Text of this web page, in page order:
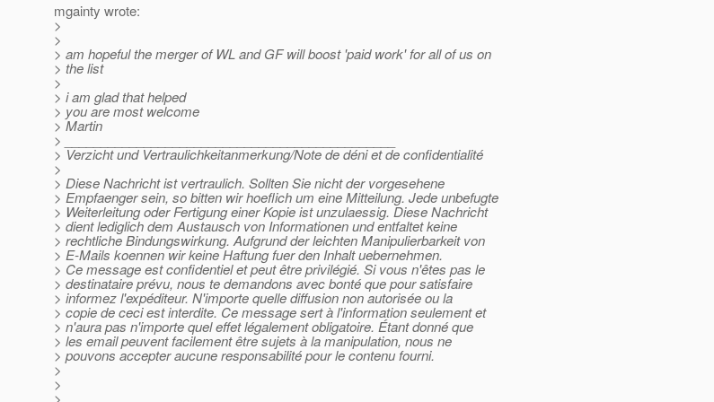
mgainty wrote:
>
>
> am hopeful the merger of WL and GF will boost 'paid work' for all of us on
> the list
>
> i am glad that helped
> you are most welcome
> Martin
> ______________________________________________
> Verzicht und Vertraulichkeitanmerkung/Note de déni et de confidentialité
>
> Diese Nachricht ist vertraulich. Sollten Sie nicht der vorgesehene
> Empfaenger sein, so bitten wir hoeflich um eine Mitteilung. Jede unbefugte
> Weiterleitung oder Fertigung einer Kopie ist unzulaessig. Diese Nachricht
> dient lediglich dem Austausch von Informationen und entfaltet keine
> rechtliche Bindungswirkung. Aufgrund der leichten Manipulierbarkeit von
> E-Mails koennen wir keine Haftung fuer den Inhalt uebernehmen.
> Ce message est confidentiel et peut être privilégié. Si vous n'êtes pas le
> destinataire prévu, nous te demandons avec bonté que pour satisfaire
> informez l'expéditeur. N'importe quelle diffusion non autorisée ou la
> copie de ceci est interdite. Ce message sert à l'information seulement et
> n'aura pas n'importe quel effet légalement obligatoire. Étant donné que
> les email peuvent facilement être sujets à la manipulation, nous ne
> pouvons accepter aucune responsabilité pour le contenu fourni.
>
>
>